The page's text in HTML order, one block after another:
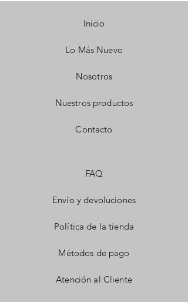
Inicio
Lo Más Nuevo
Nosotros
Nuestros productos
Contacto
FAQ
Envío y devoluciones
Política de la tienda
Métodos de pago
Atención al Cliente